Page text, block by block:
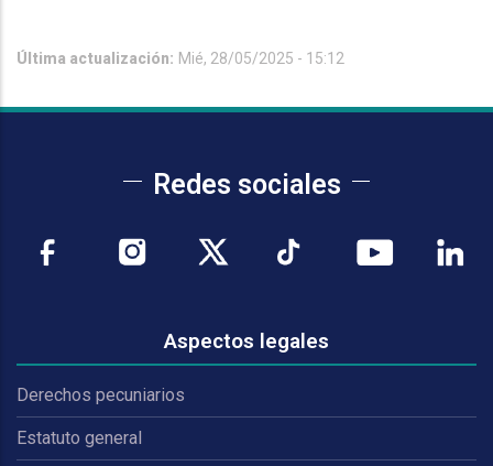
Última actualización: Mié, 28/05/2025 - 15:12
Redes sociales
Aspectos legales
Derechos pecuniarios
Estatuto general